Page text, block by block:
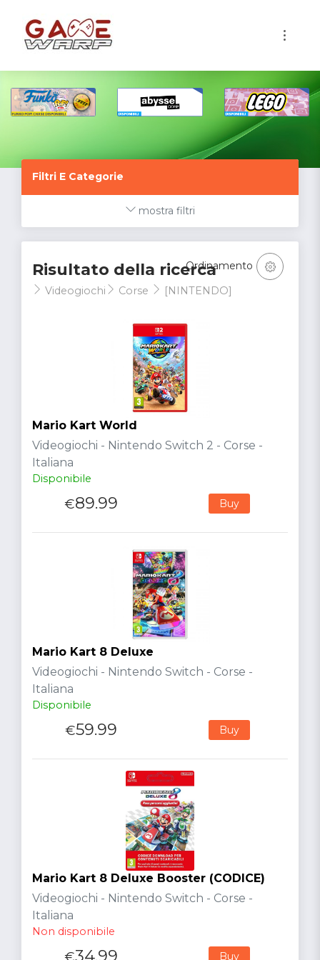
Filtri E Categorie
mostra filtri
Risultato della ricerca
Videogiochi Corse [NINTENDO]
Ordinamento
Mario Kart World
Videogiochi - Nintendo Switch 2 - Corse -
Italiana
Disponibile
€89.99 Buy
Mario Kart 8 Deluxe
Videogiochi - Nintendo Switch - Corse -
Italiana
Disponibile
€59.99 Buy
Mario Kart 8 Deluxe Booster (CODICE)
Videogiochi - Nintendo Switch - Corse -
Italiana
Non disponibile
€34.99 Buy